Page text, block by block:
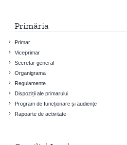
Primăria
Primar
Viceprimar
Secretar general
Organigrama
Regulamente
Dispoziții ale primarului
Program de funcționare și audiențe
Rapoarte de activitate